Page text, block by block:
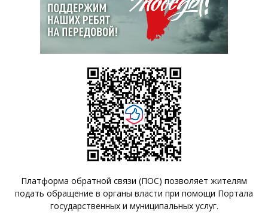
Платформа обратной связи (ПОС) позволяет жителям
подать обращение в органы власти при помощи Портала
государственных и муниципальных услуг.